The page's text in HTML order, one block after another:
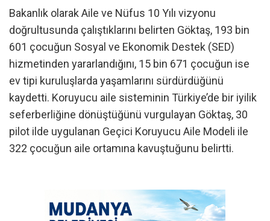
Bakanlık olarak Aile ve Nüfus 10 Yılı vizyonu
doğrultusunda çalıştıklarını belirten Göktaş, 193 bin
601 çocuğun Sosyal ve Ekonomik Destek (SED)
hizmetinden yararlandığını, 15 bin 671 çocuğun ise
ev tipi kuruluşlarda yaşamlarını sürdürdüğünü
kaydetti. Koruyucu aile sisteminin Türkiye’de bir iyilik
seferberliğine dönüştüğünü vurgulayan Göktaş, 30
pilot ilde uygulanan Geçici Koruyucu Aile Modeli ile
322 çocuğun aile ortamına kavuştuğunu belirtti.